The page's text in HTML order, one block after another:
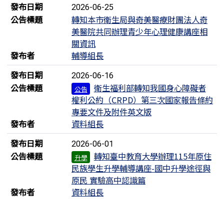
發布日期
2026-06-25
公告標題
轉知本市衛生局與奇美醫療財團法人奇
美醫院共同辦理青少年心理健康講座相
關資訊
發布者
輔導組長
發布日期
2026-06-16
公告標題 公告
衛生福利部轉知我國身心障礙者
權利公約（CRPD）第三次國家報告條約
專要文件及附件英文版
發布者
資料組長
發布日期
2026-06-01
公告標題 升學
轉知臺中教育大學辦理115年原住
民族學生升學輔導講座-國中升學途徑與
原民 實驗高中認識篇
發布者
資料組長